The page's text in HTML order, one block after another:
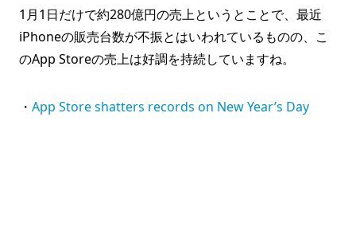
1月1日だけで約280億円の売上というとことで、最近
iPhoneの販売台数が不振とはいわれているものの、こ
のApp Storeの売上は好調を持続していますね。
・ App Store shatters records on New Year’s Day